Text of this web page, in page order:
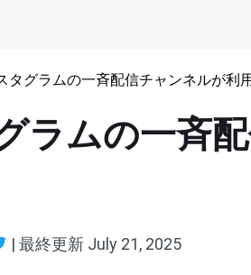
タグラムの一斉配信チャンネルが利
ラムの一斉
| 最終更新 July 21, 2025